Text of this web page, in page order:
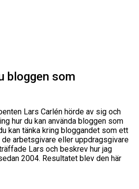
bloggen som
Lars Carlén hörde av sig och
hur du kan använda bloggen som
kan tänka kring bloggandet som ett
arbetsgivare eller uppdragsgivare
Lars och beskrev hur jag
2004. Resultatet blev den här